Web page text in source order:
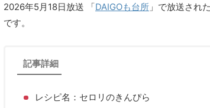
2026年5月18日放送 「DAIGOも台所 」で放送され
です。
記事詳細
レシピ名：セロリのきんぴら